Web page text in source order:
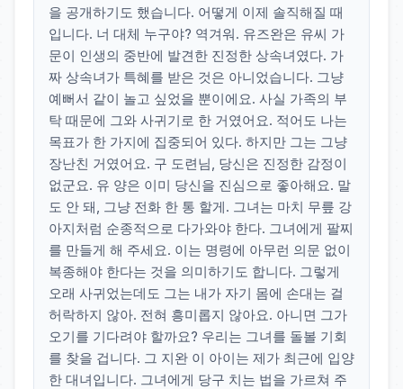
을 공개하기도 했습니다. 어떻게 이제 솔직해질 때
입니다. 너 대체 누구야? 역겨워. 유즈완은 유씨 가
문이 인생의 중반에 발견한 진정한 상속녀였다. 가
짜 상속녀가 특혜를 받은 것은 아니었습니다. 그냥
예뻐서 같이 놀고 싶었을 뿐이에요. 사실 가족의 부
탁 때문에 그와 사귀기로 한 거였어요. 적어도 나는
목표가 한 가지에 집중되어 있다. 하지만 그는 그냥
장난친 거였어요. 구 도련님, 당신은 진정한 감정이
없군요. 유 양은 이미 당신을 진심으로 좋아해요. 말
도 안 돼, 그냥 전화 한 통 할게. 그녀는 마치 무릎 강
아지처럼 순종적으로 다가와야 한다. 그녀에게 팔찌
를 만들게 해 주세요. 이는 명령에 아무런 의문 없이
복종해야 한다는 것을 의미하기도 합니다. 그렇게
오래 사귀었는데도 그는 내가 자기 몸에 손대는 걸
허락하지 않아. 전혀 흥미롭지 않아요. 아니면 그가
오기를 기다려야 할까요? 우리는 그녀를 돌볼 기회
를 찾을 겁니다. 그 지완 이 아이는 제가 최근에 입양
한 대녀입니다. 그녀에게 당구 치는 법을 가르쳐 주